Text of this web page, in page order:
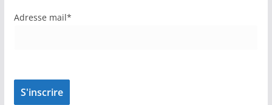
Adresse mail*